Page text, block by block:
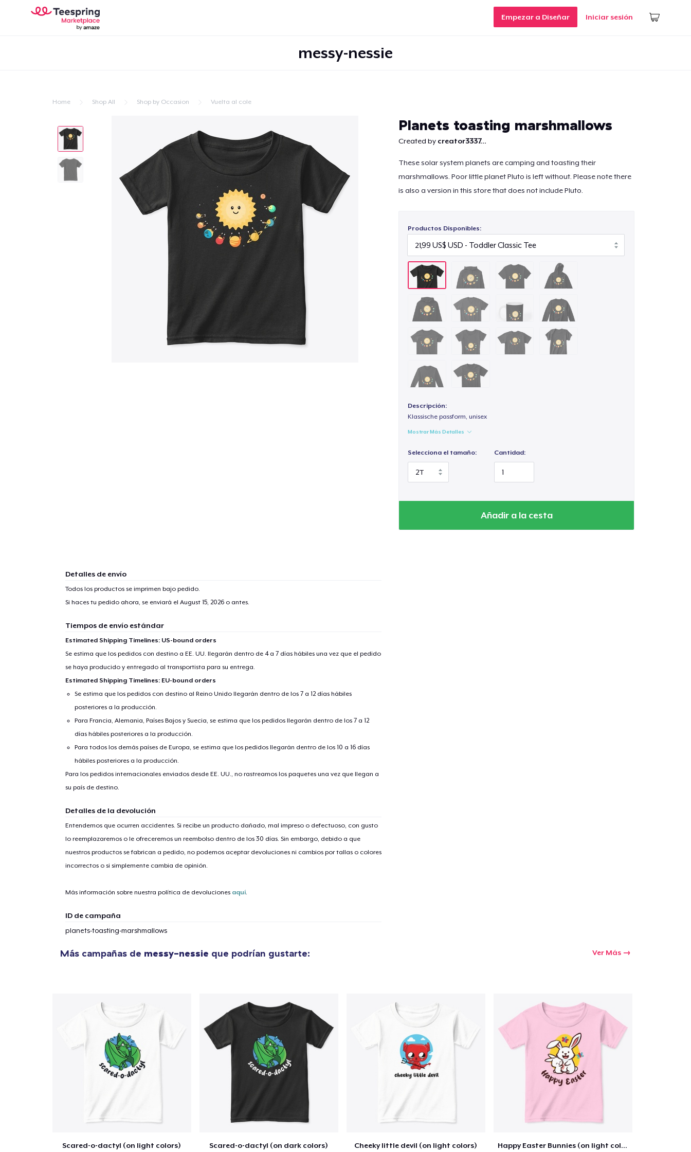
Empezar a Diseñar Iniciar sesión
messy-nessie
Home Shop All Shop by Occasion Vuelta al cole
Planets toasting marshmallows
Created by creator3337...
These solar system planets are camping and toasting their
marshmallows. Poor little planet Pluto is left without. Please note there
is also a version in this store that does not include Pluto.
Productos Disponibles:
Descripción:
Klassische passform, unisex
Mostrar Más Detalles
Selecciona el tamaño: Cantidad:
Añadir a la cesta
Detalles de envío
Todos los productos se imprimen bajo pedido.
Si haces tu pedido ahora, se enviará el August 15, 2026o antes.
Tiempos de envío estándar
Estimated Shipping Timelines: US-bound orders
Se estima que los pedidos con destino a EE. UU. llegarán dentro de 4 a 7 días hábiles una vez que el pedido
se haya producido y entregado al transportista para su entrega.
Estimated Shipping Timelines: EU-bound orders
Se estima que los pedidos con destino al Reino Unido llegarán dentro de los 7 a 12 días hábiles
posteriores a la producción.
Para Francia, Alemania, Países Bajos y Suecia, se estima que los pedidos llegarán dentro de los 7 a 12
días hábiles posteriores a la producción.
Para todos los demás países de Europa, se estima que los pedidos llegarán dentro de los 10 a 16 días
hábiles posteriores a la producción.
Para los pedidos internacionales enviados desde EE. UU., no rastreamos los paquetes una vez que llegan a
su país de destino.
Detalles de la devolución
Entendemos que ocurren accidentes. Si recibe un producto dañado, mal impreso o defectuoso, con gusto
lo reemplazaremos o le ofreceremos un reembolso dentro de los 30 días. Sin embargo, debido a que
nuestros productos se fabrican a pedido, no podemos aceptar devoluciones ni cambios por tallas o colores
incorrectos o si simplemente cambia de opinión.
Más información sobre nuestra política de devoluciones aquí.
ID de campaña
planets-toasting-marshmallows
Más campañas de messy-nessie que podrían gustarte: Ver Más
Scared-o-dactyl (on light colors) Scared-o-dactyl (on dark colors) Cheeky little devil (on light colors) Happy Easter Bunnies (on light colors)
Finalizar y pagar pedido
21,99 US$
Classic Crew Neck T-Shirt
34,99 US$
Unisex Premium Pullover Hoodie
40,99 US$
Comfort Tee